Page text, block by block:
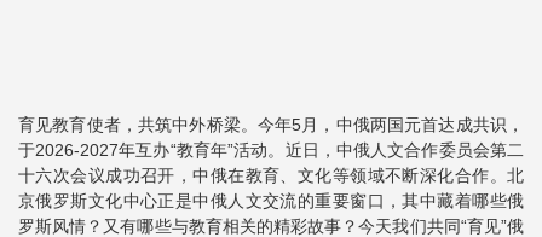
育见教育使者，共筑中外桥梁。今年5月，中俄两国元首达成共识，
于2026-2027年互办“教育年”活动。近日，中俄人文合作委员会第二
十六次会议成功召开，中俄在教育、文化等领域不断深化合作。北
京俄罗斯文化中心正是中俄人文交流的重要窗口，其中藏着哪些俄
罗斯风情？又有哪些与教育相关的精彩故事？今天我们共同“育见”俄